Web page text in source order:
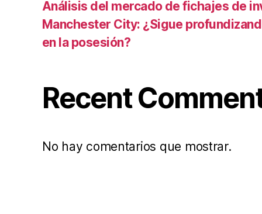
Análisis del mercado de fichajes de
Manchester City: ¿Sigue
en la posesión?
Recent
No hay comentarios que mostrar.